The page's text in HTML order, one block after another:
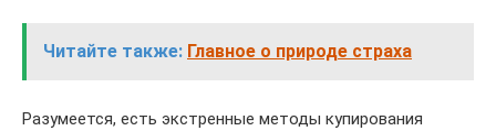
Читайте также: Главное о природе страха
Разумеется, есть экстренные методы купирования